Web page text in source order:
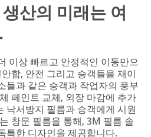
산의 미래는 여
이상 빠르고 안정적인 이동만으
함, 안전 그리고 승객들을 재이
들과 같은 승객과 작업자의 풍부
페인트 교체, 외장 마감에 추가
낙서방지 필름과 승객에게 시원
창문 필름을 통해, 3M 필름 솔
특한 디자인을 제공합니다.